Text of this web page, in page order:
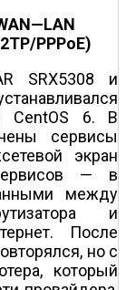
PPPoE)
SRX5308 и
CentOS 6. В
сервисы
экран
— в
между
и
После
но с
который